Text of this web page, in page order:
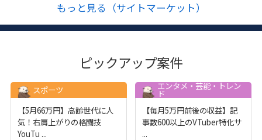
もっと見る（サイトマーケット）
ピックアップ案件
スポーツ
【5月66万円】高齢世代に人
気！右肩上がりの格闘技
YouTu ...
エンタメ・芸能・トレン
ド
【毎月5万円前後の収益】記
事数600以上のVTuber特化サ
...